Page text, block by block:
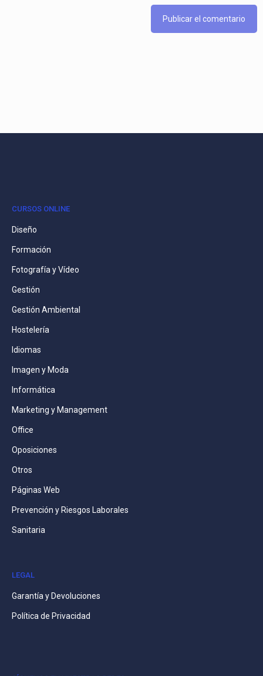
CURSOS ONLINE
Diseño
Formación
Fotografía y Vídeo
Gestión
Gestión Ambiental
Hostelería
Idiomas
Imagen y Moda
Informática
Marketing y Management
Office
Oposiciones
Otros
Páginas Web
Prevención y Riesgos Laborales
Sanitaria
LEGAL
Garantía y Devoluciones
Política de Privacidad